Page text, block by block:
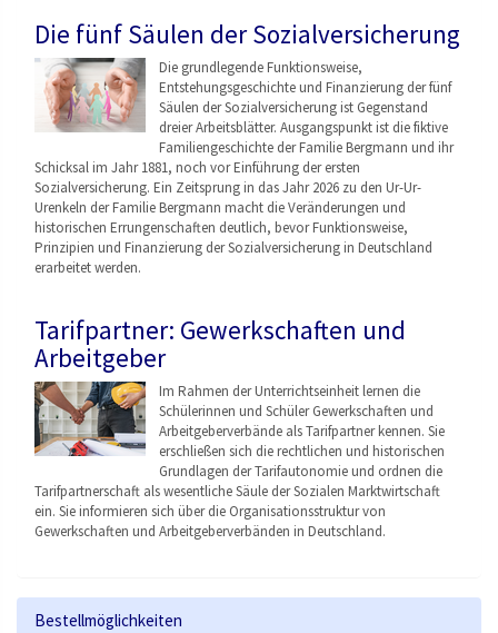
Die fünf Säulen der Sozialversicherung
Die grundlegende Funktionsweise,
Entstehungsgeschichte und Finanzierung der fünf
Säulen der Sozialversicherung ist Gegenstand
dreier Arbeitsblätter. Ausgangspunkt ist die fiktive
Familiengeschichte der Familie Bergmann und ihr
Schicksal im Jahr 1881, noch vor Einführung der ersten
Sozialversicherung. Ein Zeitsprung in das Jahr 2026 zu den Ur-Ur-
Urenkeln der Familie Bergmann macht die Veränderungen und
historischen Errungenschaften deutlich, bevor Funktionsweise,
Prinzipien und Finanzierung der Sozialversicherung in Deutschland
erarbeitet werden.
Tarifpartner: Gewerkschaften und
Arbeitgeber
Im Rahmen der Unterrichtseinheit lernen die
Schülerinnen und Schüler Gewerkschaften und
Arbeitgeberverbände als Tarifpartner kennen. Sie
erschließen sich die rechtlichen und historischen
Grundlagen der Tarifautonomie und ordnen die
Tarifpartnerschaft als wesentliche Säule der Sozialen Marktwirtschaft
ein. Sie informieren sich über die Organisationsstruktur von
Gewerkschaften und Arbeitgeberverbänden in Deutschland.
Bestellmöglichkeiten